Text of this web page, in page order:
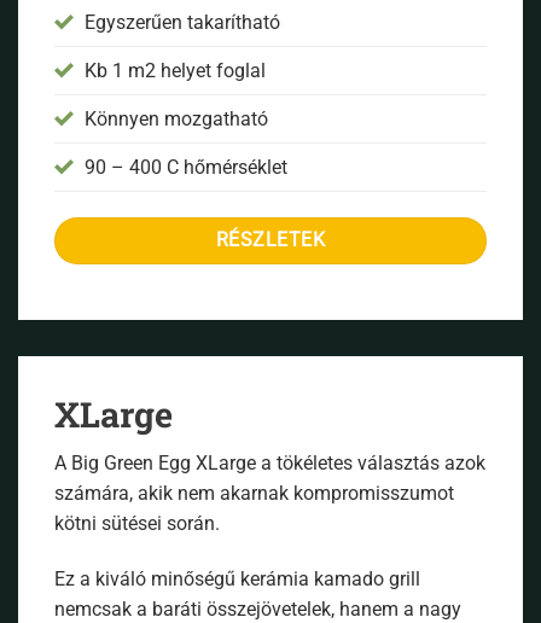
Egyszerűen takarítható
Kb 1 m2 helyet foglal
Könnyen mozgatható
90 – 400 C hőmérséklet
RÉSZLETEK
XLarge
A Big Green Egg XLarge a tökéletes választás azok
számára, akik nem akarnak kompromisszumot
kötni sütései során.
Ez a kiváló minőségű kerámia kamado grill
nemcsak a baráti összejövetelek, hanem a nagy